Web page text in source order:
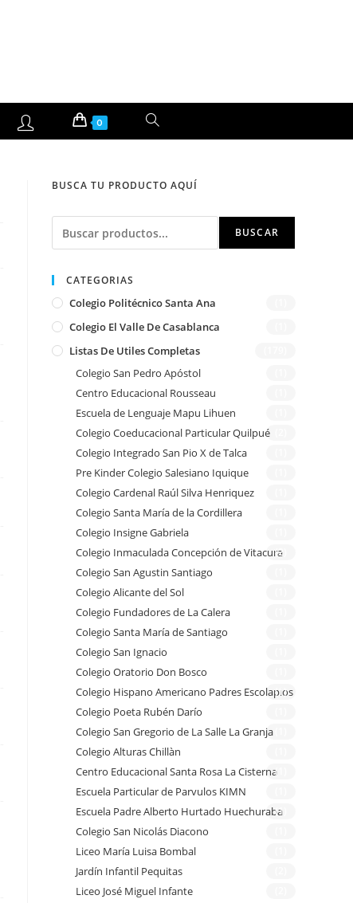
0 ALTERNAR
LA
BUSCA TU PRODUCTO AQUÍ
Buscar BUSCAR
CATEGORIAS
Colegio Politécnico Santa Ana
Colegio El Valle De Casablanca
Listas De Utiles Completas
Colegio San Pedro Apóstol
Centro Educacional Rousseau
Escuela de Lenguaje Mapu Lihuen
Colegio Coeducacional Particular Quilpué
Colegio Integrado San Pio X de Talca
Pre Kinder Colegio Salesiano Iquique
Colegio Cardenal Raúl Silva Henriquez
Colegio Santa María de la Cordillera
Colegio Insigne Gabriela
Colegio Inmaculada Concepción de Vitacura
(2)
Colegio San Agustin Santiago
Colegio Alicante del Sol
Colegio Fundadores de La Calera
Colegio Santa María de Santiago
Colegio San Ignacio
Colegio Oratorio Don Bosco
Colegio Hispano Americano Padres Escolapios
(1)
Colegio Poeta Rubén Darío
Colegio San Gregorio de La Salle La Granja
Colegio Alturas Chillàn
Centro Educacional Santa Rosa La Cisterna(1)
Escuela Particular de Parvulos KIMN
Escuela Padre Alberto Hurtado Huechuraba
(1)
Colegio San Nicolás Diacono
Liceo María Luisa Bombal
Jardín Infantil Pequitas
Liceo José Miguel Infante